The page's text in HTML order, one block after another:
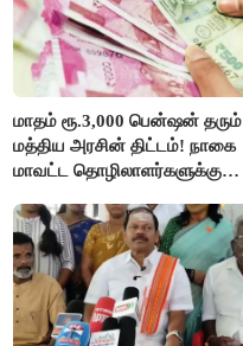
மாதம் ரூ.3,000 பென்ஷன் தரும்
மத்திய அரசின் திட்டம்! நாகை
மாவட்ட தொழிலாளர்களுக்கு
செய்தி!